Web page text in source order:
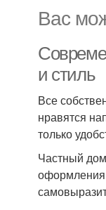
Вас
и стиль
Все
нравятся
только
Частный
оформления